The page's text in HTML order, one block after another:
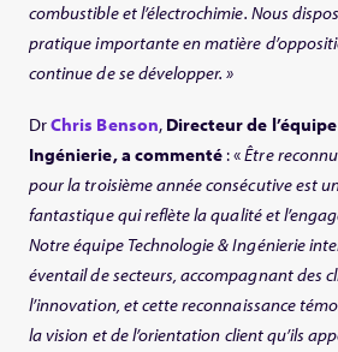
combustible et l’électrochimie. Nous
pratique importante en matière
continue de se développer. »
DrChris Benson, Directeur de
Ingénierie, a commenté : «Être
pour la troisième année consécutive est
fantastique qui reflète la qualité et
Notre équipe Technologie & Ingénierie
éventail de secteurs, accompagnant des
l’innovation, et cette reconnaissance
la vision et de l’orientation client qu’ils